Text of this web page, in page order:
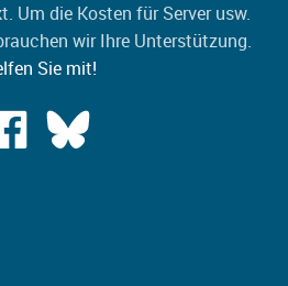
Um die Kosten für Server usw.
wir Ihre Unterstützung.
Sie mit!